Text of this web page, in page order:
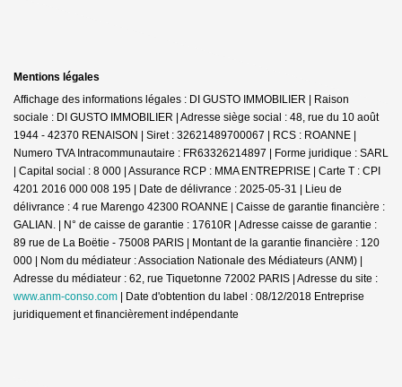
Mentions légales
Affichage des informations légales : DI GUSTO IMMOBILIER | Raison
sociale : DI GUSTO IMMOBILIER | Adresse siège social : 48, rue du 10 août
1944 - 42370 RENAISON | Siret : 32621489700067 | RCS : ROANNE |
Numero TVA Intracommunautaire : FR63326214897 | Forme juridique : SARL
| Capital social : 8 000 | Assurance RCP : MMA ENTREPRISE | Carte T : CPI
4201 2016 000 008 195 | Date de délivrance : 2025-05-31 | Lieu de
délivrance : 4 rue Marengo 42300 ROANNE | Caisse de garantie financière :
GALIAN. | N° de caisse de garantie : 17610R | Adresse caisse de garantie :
89 rue de La Boëtie - 75008 PARIS | Montant de la garantie financière : 120
000 | Nom du médiateur : Association Nationale des Médiateurs (ANM) |
Adresse du médiateur : 62, rue Tiquetonne 72002 PARIS | Adresse du site :
www.anm-conso.com | Date d'obtention du label : 08/12/2018 Entreprise
juridiquement et financièrement indépendante